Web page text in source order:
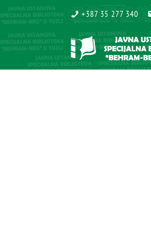
+387 35 277 340
+387 35 277 340